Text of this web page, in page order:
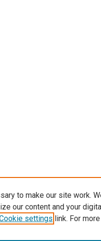
to make our site work.
our content and your
settings link. For